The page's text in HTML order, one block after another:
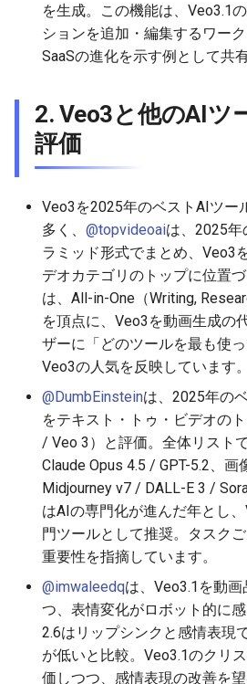
2026-06-05
2026-06-04
2026-06-03
2026-06-02
2026-05-31
2026-05-30
2026-05-29
2026-05-28
2026-05-27
2026-05-26
2026-05-25
2026-05-24
2026-05-23
2026-05-22
2026-05-21
を生成。この機能は、Veo3.1
ションを追加・編集するワー
SaaSの進化を示す例として共
2. Veo3と他のAIツ
評価
Veo3を2025年のベストAIツー
多く、 @topvideoaiは、2025
ラミッド形式でまとめ、Veo3
デオカテゴリのトップに位置
は、All-in-One（Writing,
を頂点に、Veo3を動画生成の
ザーに「どのツールを最も使っ
Veo3の人気を反映しています。
@DumbEinsteinは、2025年の
をテキスト・トゥ・ビデオの
/ Veo 3）と評価。全体リスト
Claude Opus 4.5 / GPT-5.2、画
Midjourney v7 / DALL-E 3 /
はAIの専門化が進んだ年とし
門ツールとして推奨。タスク
重要性を指摘しています。
@imwaleedqは、Veo3.1を動
つ、表情変化がロボット的に
2.6はリップシンクと感情表現
が低いと比較。Veo3.1のクリ
価しつつ、感情表現の改善を